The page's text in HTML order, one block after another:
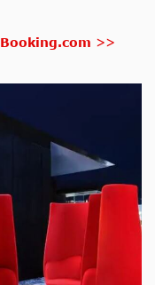
Booking.com >>